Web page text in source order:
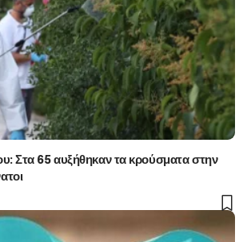
Στα 65 αυξήθηκαν τα κρούσματα στην